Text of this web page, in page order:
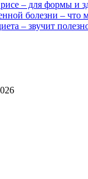
– для формы и
болезни – что
– звучит